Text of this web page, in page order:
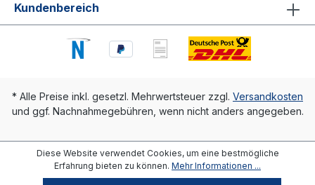
Kundenbereich
* Alle Preise inkl. gesetzl. Mehrwertsteuer zzgl. Versandkosten
und ggf. Nachnahmegebühren, wenn nicht anders angegeben.
Diese Website verwendet Cookies, um eine bestmögliche
Erfahrung bieten zu können. Mehr Informationen ...